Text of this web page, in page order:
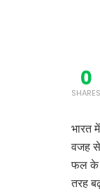
0
SHARES
भारत
वजह से
फल के
तरह